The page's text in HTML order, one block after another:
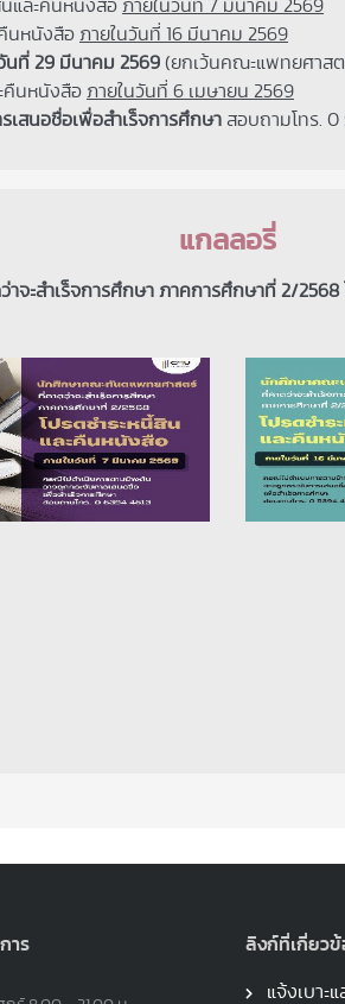
นและคืนหนังสือ ภายในวันที่ 7 มีนาคม 2569
นหนังสือ ภายในวันที่ 16 มีนาคม 2569
นที่ 29 มีนาคม 2569 (ยกเว้นคณะแพทยศาสต
คืนหนังสือ ภายในวันที่ 6 เมษายน 2569
สนอชื่อเพื่อสำเร็จการศึกษา สอบถามโทร. 0
แกลลอรี่
จะสำเร็จการศึกษา ภาคการศึกษาที่ 2/2568
าร ลิงก์ที่เกี่ยวข้
แจ้งเบาะ